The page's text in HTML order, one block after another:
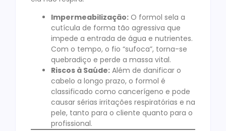
Impermeabilização: O formol sela a
cutícula de forma tão agressiva que
impede a entrada de água e nutrientes.
Com o tempo, o fio “sufoca”, torna-se
quebradiço e perde a massa vital.
Riscos à Saúde: Além de danificar o
cabelo a longo prazo, o formol é
classificado como cancerígeno e pode
causar sérias irritações respiratórias e na
pele, tanto para o cliente quanto para o
profissional.